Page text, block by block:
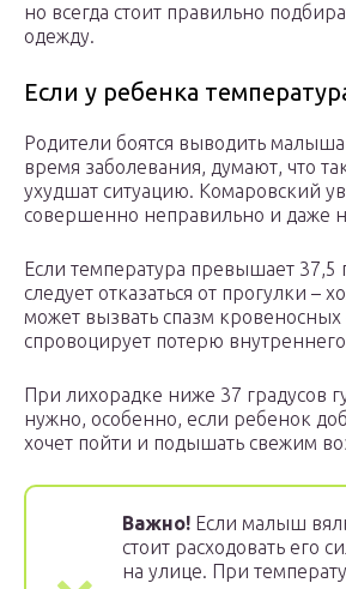
но всегда стоит правильно
одежду.
Если у ребенка
Родители боятся выводить
время заболевания, думают, что
ухудшат ситуацию. Комаровский
совершенно неправильно и даже
Если температура превышает 37,5
следует отказаться от прогулки –
может вызвать спазм кровеносных
спровоцирует потерю внутреннего
При лихорадке ниже 37 градусов
нужно, особенно, если ребенок
хочет пойти и подышать свежим
Важно! Если малыш
стоит расходовать его
на улице. При